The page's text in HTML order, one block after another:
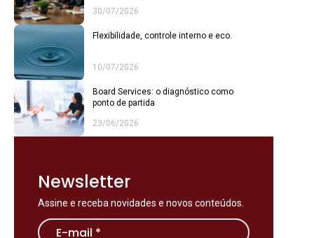
30/07/2026
Flexibilidade, controle interno e eco.
10/07/2026
Board Services: o diagnóstico como
ponto de partida
23/06/2026
Newsletter
Assine e receba novidades e novos conteúdos.